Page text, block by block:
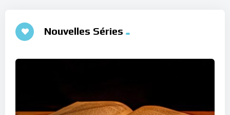
Nouvelles Séries